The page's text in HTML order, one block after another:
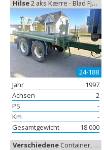
Hilse2 aks Kærre - Blad Fjedre, Tandemhänger
24-188
Jahr
1997
Achsen
2
PS
-
Km
-
Gesamtgewicht
18.000
Verschiedene Container, Wechselrahmen/Containeranhänger